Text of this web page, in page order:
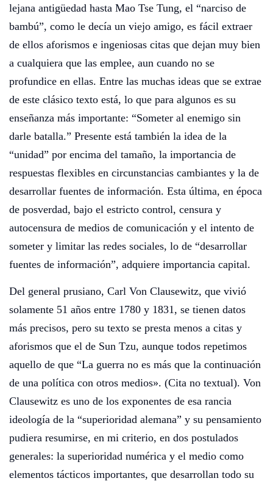
lejana antigüedad hasta Mao Tse Tung, el “narciso de
bambú”, como le decía un viejo amigo, es fácil extraer
de ellos aforismos e ingeniosas citas que dejan muy bien
a cualquiera que las emplee, aun cuando no se
profundice en ellas. Entre las muchas ideas que se extrae
de este clásico texto está, lo que para algunos es su
enseñanza más importante: “Someter al enemigo sin
darle batalla.” Presente está también la idea de la
“unidad” por encima del tamaño, la importancia de
respuestas flexibles en circunstancias cambiantes y la de
desarrollar fuentes de información. Esta última, en época
de posverdad, bajo el estricto control, censura y
autocensura de medios de comunicación y el intento de
someter y limitar las redes sociales, lo de “desarrollar
fuentes de información”, adquiere importancia capital.
Del general prusiano, Carl Von Clausewitz, que vivió
solamente 51 años entre 1780 y 1831, se tienen datos
más precisos, pero su texto se presta menos a citas y
aforismos que el de Sun Tzu, aunque todos repetimos
aquello de que “La guerra no es más que la continuación
de una política con otros medios». (Cita no textual). Von
Clausewitz es uno de los exponentes de esa rancia
ideología de la “superioridad alemana” y su pensamiento
pudiera resumirse, en mi criterio, en dos postulados
generales: la superioridad numérica y el medio como
elementos tácticos importantes, que desarrollan todo su